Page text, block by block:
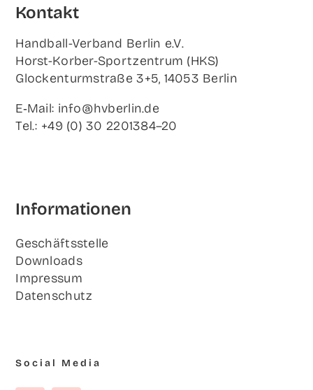
Kon­takt
Hand­ball-Ver­band Ber­lin e.V.
Horst-Korb­er-Sport­zen­trum (HKS)
Glo­cken­turm­stra­ße 3+5, 14053 Berlin
E‑Mail: info@hvberlin.de
Tel.: +49 (0) 30 2201384–20
Infor­ma­tio­nen
Geschäfts­stel­le
Down­loads
Impres­sum
Daten­schutz
Social Media